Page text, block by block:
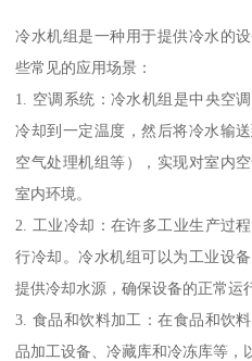
冷水机组是一种用于提供冷水的
些常见的应用场景：
1. 空调系统：冷水机组是中央空
冷却到一定温度，然后将冷水输
空气处理机组等），实现对室内
室内环境。
2. 工业冷却：在许多工业生产过
行冷却。冷水机组可以为工业设
提供冷却水源，确保设备的正常运
3. 食品和饮料加工：在食品和饮
品加工设备、冷藏库和冷冻库等，